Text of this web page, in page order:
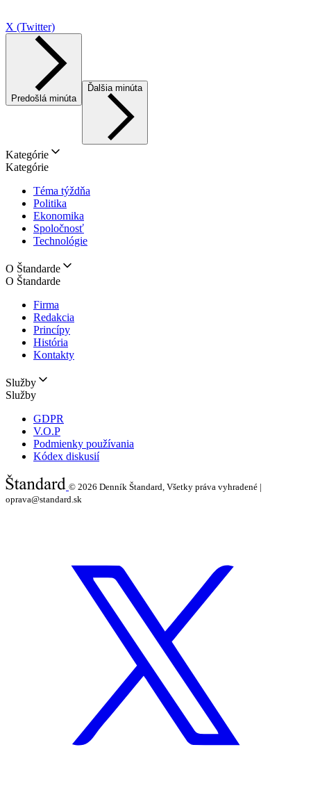
X (Twitter)
Predošlá minúta
Ďalšia minúta
Kategórie
Kategórie
Téma týždňa
Politika
Ekonomika
Spoločnosť
Technológie
O Štandarde
O Štandarde
Firma
Redakcia
Princípy
História
Kontakty
Služby
Služby
GDPR
V.O.P
Podmienky používania
Kódex diskusií
© 2026 Denník Štandard, Všetky práva vyhradené |
oprava@standard.sk